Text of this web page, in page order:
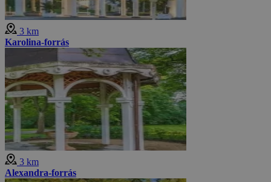
3 km
Karolina-forrás
3 km
Alexandra-forrás